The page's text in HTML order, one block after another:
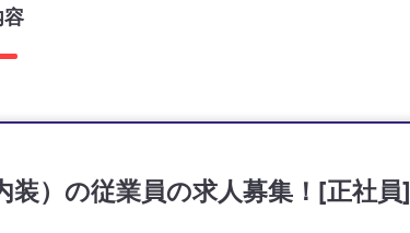
）の従業員の求人募集！[正社員]